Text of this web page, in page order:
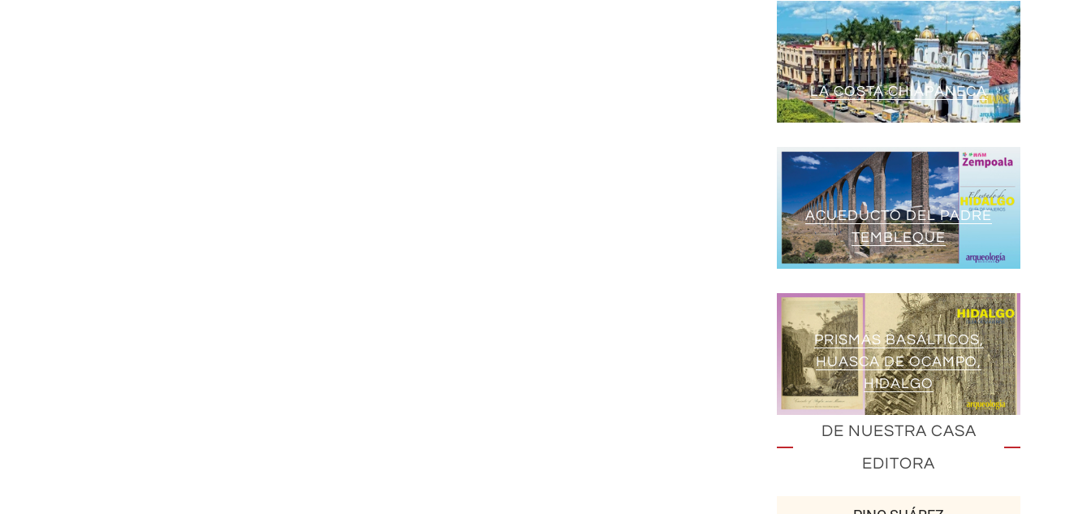
LA COSTA CHIAPANECA
ACUEDUCTO DEL PADRE
TEMBLEQUE
PRISMAS BASÁLTICOS,
HUASCA DE OCAMPO,
HIDALGO
DE NUESTRA CASA
EDITORA